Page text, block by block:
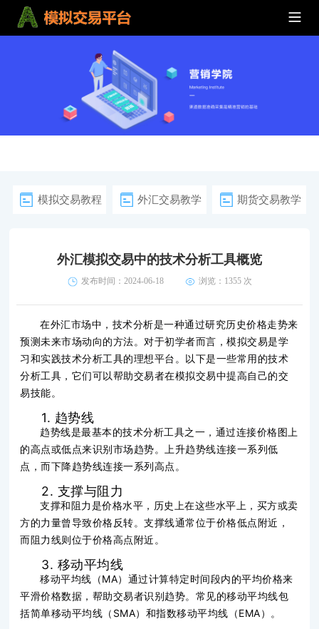
模拟交易教程 外汇交易教学 期货交易教学
外汇模拟交易中的技术分析工具概览
发布时间：2024-06-18 浏览：1355 次
在外汇市场中，技术分析是一种通过研究历史价格走势来
预测未来市场动向的方法。对于初学者而言，模拟交易是学
习和实践技术分析工具的理想平台。以下是一些常用的技术
分析工具，它们可以帮助交易者在模拟交易中提高自己的交
易技能。
1. 趋势线
趋势线是最基本的技术分析工具之一，通过连接价格图上
的高点或低点来识别市场趋势。上升趋势线连接一系列低
点，而下降趋势线连接一系列高点。
2. 支撑与阻力
支撑和阻力是价格水平，历史上在这些水平上，买方或卖
方的力量曾导致价格反转。支撑线通常位于价格低点附近，
而阻力线则位于价格高点附近。
3. 移动平均线
移动平均线（MA）通过计算特定时间段内的平均价格来
平滑价格数据，帮助交易者识别趋势。常见的移动平均线包
括简单移动平均线（SMA）和指数移动平均线（EMA）。